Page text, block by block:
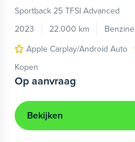
Sportback 25 TFSI Advanced
2023
22.000 km Benzine
Apple Carplay/Android Auto
Kopen
Op aanvraag
Bekijken